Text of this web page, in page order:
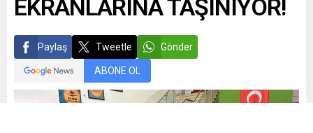
EKRANLARINA TAŞINIYOR!
Paylaş Tweetle Gönder
ABONE OL